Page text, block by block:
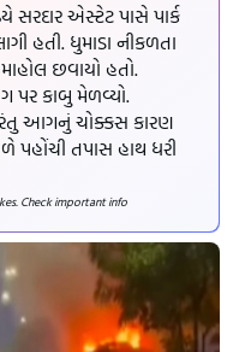
સરદાર એસ્ટેટ પાસે પાર્ક
હતી. ધુમાડા નીકળતા
છવાયો હતો.
પર કાબુ મેળવ્યો.
આગનું ચોક્કસ કારણ
તપાસ હાથ ધરી
Check important info